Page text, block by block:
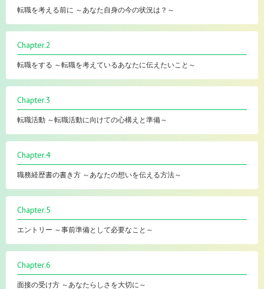
転職を考える前に ～あなた自身の今の状況は？～
Chapter.2
転職をする ～転職を考えているあなたに伝えたいこと～
Chapter.3
転職活動 ～転職活動に向けての心構えと準備～
Chapter.4
職務経歴書の書き方 ～あなたの想いを伝える方法～
Chapter.5
エントリー ～事前準備として必要なこと～
Chapter.6
面接の受け方 ～あなたらしさを大切に～